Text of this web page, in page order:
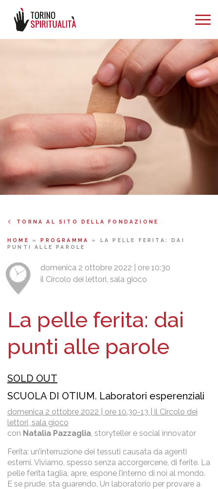
TORNA AL SITO DELLA FONDAZIONE
HOME »PROGRAMMA » LA PELLE FERITA: DAI
PUNTI ALLE PAROLE
domenica 2 ottobre 2022 | ore 10:30
il Circolo dei lettori, sala gioco
La pelle ferita: dai
punti alle parole
SOLD OUT
SCUOLA DI OTIUM. Laboratori esperenziali
domenica 2 ottobre 2022 | ore 10.30-13 | il Circolo dei
lettori, sala gioco
con Natalia Pazzaglia , storyteller e social innovator
Ferita: un’interruzione dei tessuti causata da agenti
esterni. Viviamo, spesso senza accorgercene, di ferite. La
pelle ferita taglia, apre, espone l’interno di noi al mondo.
E se prude, sta guarendo. Un laboratorio per provare a